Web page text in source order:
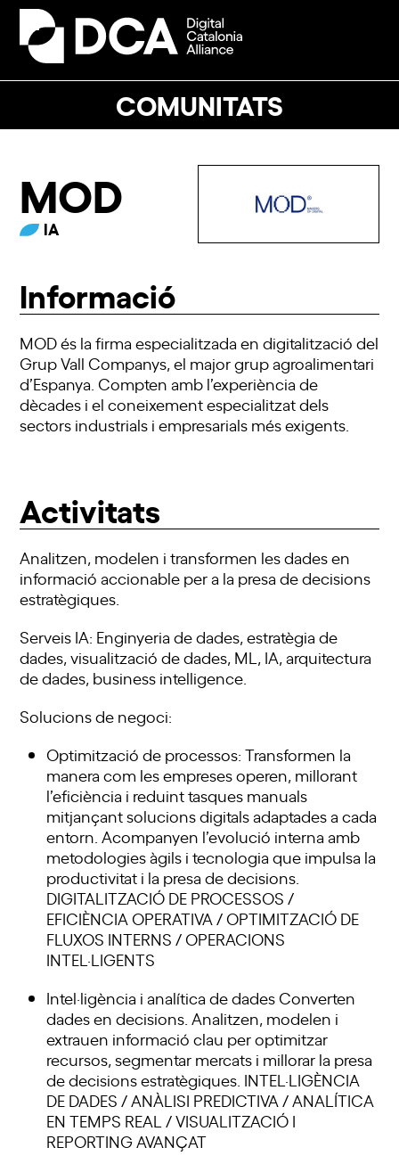
Skip
content
COMUNITATS
Open
mobile
Close
mobile
MOD
IA
Informació
MOD és la firma especialitzada en digitalització del
Grup Vall Companys, el major grup agroalimentari
d’Espanya. Compten amb l’experiència de
dècades i el coneixement especialitzat dels
sectors industrials i empresarials més exigents.
Activitats
Analitzen, modelen i transformen les dades en
informació accionable per a la presa de decisions
estratègiques.
Serveis IA: Enginyeria de dades, estratègia de
dades, visualització de dades, ML, IA, arquitectura
de dades, business intelligence.
Solucions de negoci:
Optimització de processos: Transformen la
manera com les empreses operen, millorant
l’eficiència i reduint tasques manuals
mitjançant solucions digitals adaptades a cada
entorn. Acompanyen l’evolució interna amb
metodologies àgils i tecnologia que impulsa la
productivitat i la presa de decisions.
DIGITALITZACIÓ DE PROCESSOS /
EFICIÈNCIA OPERATIVA / OPTIMITZACIÓ DE
FLUXOS INTERNS / OPERACIONS
INTEL·LIGENTS
Intel·ligència i analítica de dades Converten
dades en decisions. Analitzen, modelen i
extrauen informació clau per optimitzar
recursos, segmentar mercats i millorar la presa
de decisions estratègiques. INTEL·LIGÈNCIA
DE DADES / ANÀLISI PREDICTIVA / ANALÍTICA
EN TEMPS REAL / VISUALITZACIÓ I
REPORTING AVANÇAT